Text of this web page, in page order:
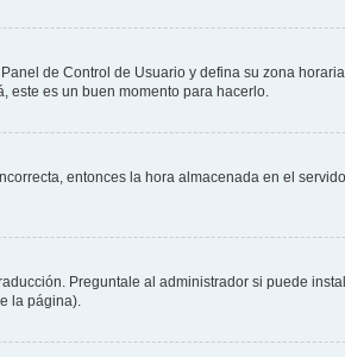
de Control de Usuario y defina su zona
este es un buen momento para hacerlo.
entonces la hora almacenada en el
Preguntale al administrador si puede
la página).